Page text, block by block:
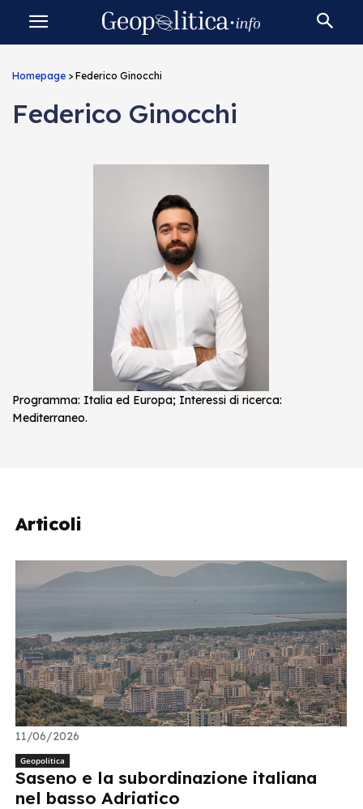
Homepage > Federico Ginocchi
Federico Ginocchi
Programma: Italia ed Europa; Interessi di ricerca:
Mediterraneo.
Articoli
11/06/2026
Geopolitica
Saseno e la subordinazione italiana
nel basso Adriatico